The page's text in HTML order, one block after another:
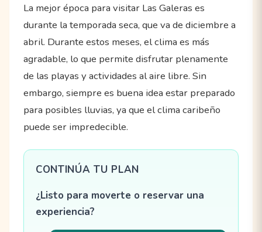
La mejor época para visitar Las Galeras es
durante la temporada seca, que va de diciembre a
abril. Durante estos meses, el clima es más
agradable, lo que permite disfrutar plenamente
de las playas y actividades al aire libre. Sin
embargo, siempre es buena idea estar preparado
para posibles lluvias, ya que el clima caribeño
puede ser impredecible.
CONTINÚA TU PLAN
¿Listo para moverte o reservar una
experiencia?